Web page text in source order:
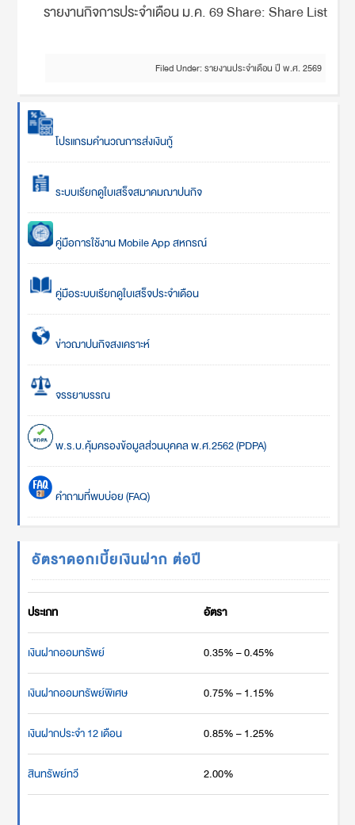
รายงานกิจการประจำเดือน ม.ค. 69 Share: Share List
Filed Under:รายงานประจำเดือน ปี พ.ศ. 2569
โปรแกรมคำนวณการส่งเงินกู้
ระบบเรียกดูใบเสร็จสมาคมฌาปนกิจ
คู่มือการใช้งาน Mobile App สหกรณ์
คู่มือระบบเรียกดูใบเสร็จประจำเดือน
ข่าวฌาปนกิจสงเคราะห์
จรรยาบรรณ
พ.ร.บ.คุ้มครองข้อมูลส่วนบุคคล พ.ศ.2562 (PDPA)
คำถามที่พบบ่อย (FAQ)
อัตราดอกเบี้ยเงินฝาก ต่อปี
ประเภท อัตรา
เงินฝากออมทรัพย์ 0.35% – 0.45%
เงินฝากออมทรัพย์พิเศษ 0.75% – 1.15%
เงินฝากประจำ 12 เดือน 0.85% – 1.25%
สินทรัพย์ทวี 2.00%